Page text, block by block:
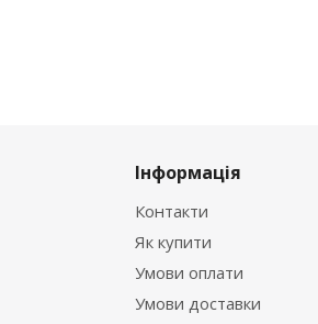
Інформація
Контакти
Як купити
Умови оплати
Умови доставки